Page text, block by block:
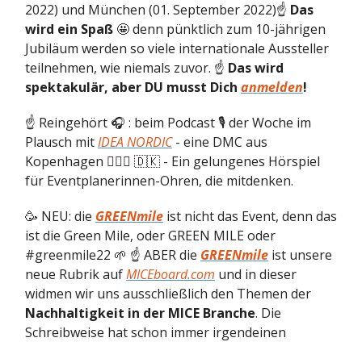
2022) und München (01. September 2022)☝️ Das
wird ein Spaß 🤩 denn pünktlich zum 10-jährigen
Jubiläum werden so viele internationale Aussteller
teilnehmen, wie niemals zuvor. ☝️ Das wird
spektakulär, aber DU musst Dich anmelden!
☝️ Reingehört 🎧 : beim Podcast 🎙 der Woche im
Plausch mitIDEA NORDIC- eine DMC aus
Kopenhagen 🧜🏻‍♀️ 🇩🇰 - Ein gelungenes Hörspiel
für Eventplanerinnen-Ohren, die mitdenken.
🥳 NEU: die GREENmile ist nicht das Event, denn das
ist die Green Mile, oder GREEN MILE oder
#greenmile22 🌱 ☝️ ABER die GREENmile ist unsere
neue Rubrik aufMICEboard.com und in dieser
widmen wir uns ausschließlich den Themen der
Nachhaltigkeit in der MICE Branche. Die
Schreibweise hat schon immer irgendeinen